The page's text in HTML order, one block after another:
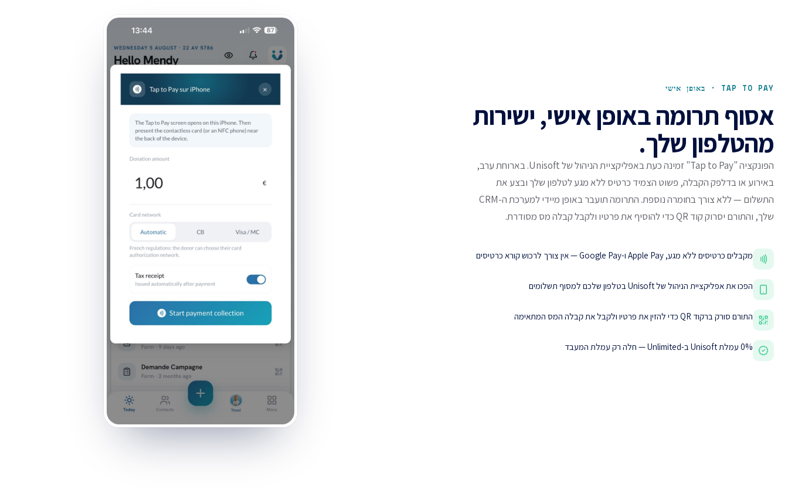
TAP TO PAY · באופן אישי
אסוף תרומה באופן אישי, ישירות
מהטלפון שלך.
הפונקציה "Tap to Pay" זמינה כעת באפליקציית הניהול של Unisoft. בארוחת ערב,
באירוע או בדלפק הקבלה, פשוט הצמיד כרטיס ללא מגע לטלפון שלך ובצע את
התשלום — ללא צורך בחומרה נוספת. התרומה תועבר באופן מיידי למערכת ה-CRM
שלך, והתורם יסרוק קוד QR כדי להוסיף את פרטיו ולקבל קבלה מס מסודרת.
מקבלים כרטיסים ללא מגע, Apple Pay ו-Google Pay — אין צורך לרכוש קורא כרטיסים
הפכו את אפליקציית הניהול של Unisoft בטלפון שלכם למסוף תשלומים
התורם סורק ברקוד QR כדי להזין את פרטיו ולקבל את קבלה המס המתאימה
0% עמלת Unisoft ב-Unlimited — חלה רק עמלת המעבד